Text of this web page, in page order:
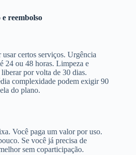
reembolso
certos serviços. Urgência
24 ou 48 horas. Limpeza e
por volta de 30 dias.
complexidade podem exigir 90
do plano.
Você paga um valor por uso.
Se você já precisa de
sem coparticipação.